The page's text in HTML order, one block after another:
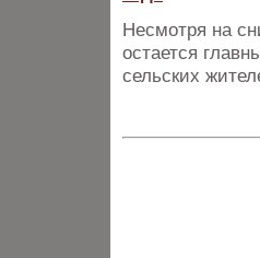
Несмотря на
остается
сельских